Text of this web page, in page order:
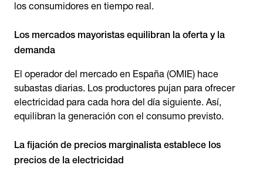
los consumidores en tiempo real.
Los mercados mayoristas equilibran la oferta y la
demanda
El operador del mercado en España (OMIE) hace
subastas diarias. Los productores pujan para ofrecer
electricidad para cada hora del día siguiente. Así,
equilibran la generación con el consumo previsto.
La fijación de precios marginalista establece los
precios de la electricidad